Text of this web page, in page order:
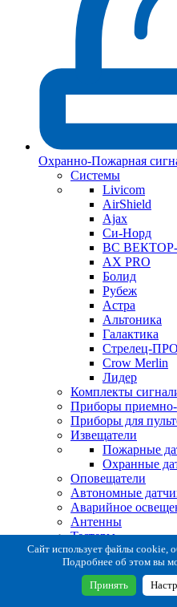
Охранно-Пожарная
Системы
Livicom
AirShield
Ajax
Си-Норд
ВС
AX PRO
Болид
Рубеж
Астра
Альтоника
Галактика
Стрелец-ПРО
Crow Merlin
Лидер
Комплекты
Приборы
Приборы для
Извещатели
Пожарные
Охранные
Оповещатели
Автономные
Аварийное
Антенны
Тестеры
Система сбора
Расходные и
Коробки
Кронштейны
Сайт использует файлы cookie,
Подробнее об этом вы
Принять